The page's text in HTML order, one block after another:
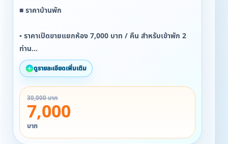
■ ราคาบ้านพัก
▪ ราคาเปิดขายแยกห้อง 7,000 บาท / คืน สำหรับเข้าพัก 2
ท่าน
■ ราคาเหมายกหลัง
▪ วันธรรมดา จันทร์-พฤหัสบดี ราคา 25,000 บาท / คืน / 10
ท่าน
▪ วันเสาร์-อาทิตย์ ราคา 30,000 บาท / คืน / 10 ท่าน
▪ วันหยุดนักขัตฤกษ์ / เทศกาล ราคา 30,000 บาท / คืน / 10
ดูรายละเอียดเพิ่มเติม
30,000 บาท
7,000
บาท